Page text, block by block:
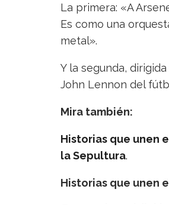
La primera: «A
Es como una
metal».
Y la segunda,
John Lennon del
Mira también:
Historias que unen
la Sepultura.
Historias que unen